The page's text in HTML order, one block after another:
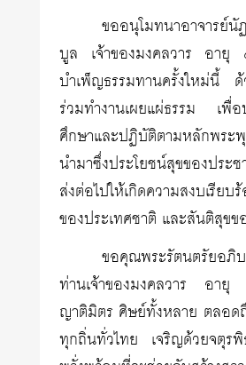
ขออนุโมทนาอาจาร
บูล เจ้าของมงคลวาร อา
บำเพ็ญธรรมทานครั้งใหม่นี้ ด้
ร่วมทำงานเผยแผ่ธรรม เพื่อ
ศึกษาและปฏิบัติตามหลักพระ
นำมาซึ่งประโยชน์สุขของประ
ส่งต่อไปให้เกิดความสงบเรียบ
ของประเทศชาติ และสันติสุขข
ขอคุณพระรัตนตรัยอภิ
ท่านเจ้าของมงคลวาร อ
ญาติมิตร ศิษย์ทั้งหลาย ตลอด
ทุกถิ่นทั่วไทย เจริญด้วยจตุ